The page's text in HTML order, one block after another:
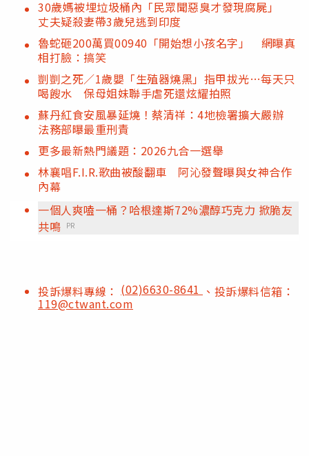
30歲媽被埋垃圾桶內「民眾聞惡臭才發現腐屍」
丈夫疑殺妻帶3歲兒逃到印度
魯蛇砸200萬買00940「開始想小孩名字」 網曝真
相打臉：搞笑
剴剴之死／1歲嬰「生殖器燒黑」指甲拔光…每天只
喝餿水 保母姐妹聯手虐死還炫耀拍照
蘇丹紅食安風暴延燒！蔡清祥：4地檢署擴大嚴辦
法務部曝最重刑責
更多最新熱門議題：2026九合一選舉
林襄唱F.I.R.歌曲被酸翻車 阿沁發聲曝與女神合作
內幕
一個人爽嗑一桶？哈根達斯72%濃醇巧克力 掀脆友
共鳴 PR
投訴爆料專線： (02)6630-8641 、投訴爆料信箱：
119@ctwant.com